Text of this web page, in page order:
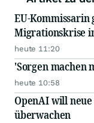
EU-Kommissarin
Migrationskrise
heute 11:20
'Sorgen machen
heute 10:58
OpenAI will
überwachen